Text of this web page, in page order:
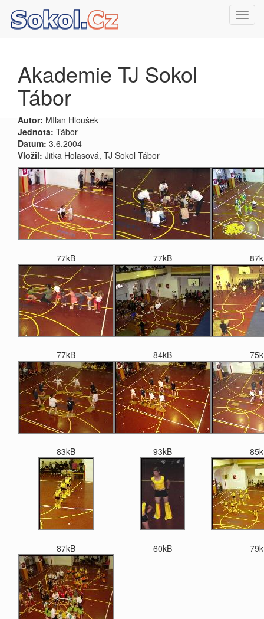
Akademie TJ Sokol
Tábor
Autor: MIlan Hloušek
Jednota: Tábor
Datum: 3.6.2004
Vložil: Jitka Holasová, TJ Sokol Tábor
77kB 77kB
77kB 84kB
83kB 93kB
87kB 60kB